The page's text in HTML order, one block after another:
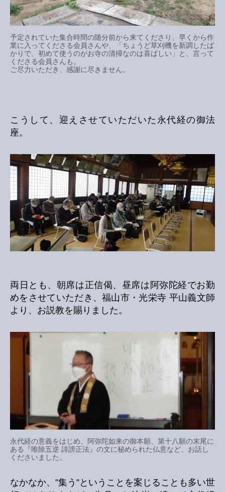
予定されていた集合時間の随分前から来てくださり、早くから作
業に入ってくださる会員さんや、「ちょうど草刈機を新調したば
かりで、初めて使うのがお寺の清掃なのは喜ばしい」と、言って
くださる会員さんも。
ご尽力いただき、感謝に尽きません。
こうして、迎えさせていただいた永代経の御法
座。
両日とも、朝席は正信偈、昼席は阿弥陀経でお勤
めをさせていただき、福山市・光栄寺 平山義文師
より、お説教を賜りました。
永代経の意義をはじめ、阿弥陀如来の御本願、第十八願の末尾に
ある『唯除五逆 誹謗正法』の文に秘められた仏意など、お話し
くださいました。
なかなか、”集う”ということを案じることも多い世